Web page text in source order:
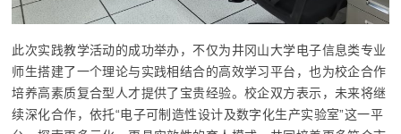
此次实践教学活动的成功举办，不仅为井冈山大学电子信息类专业
师生搭建了一个理论与实践相结合的高效学习平台，也为校企合作
培养高素质复合型人才提供了宝贵经验。校企双方表示，未来将继
续深化合作，依托“电子可制造性设计及数字化生产实验室”这一平